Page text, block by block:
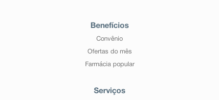
Benefícios
Convênio
Ofertas do mês
Farmácia popular
Serviços